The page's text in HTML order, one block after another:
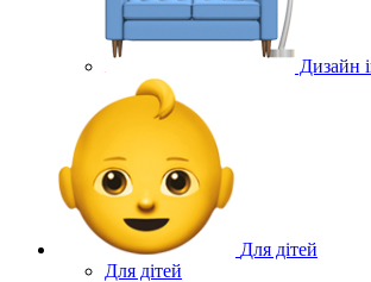
Дизайн
Для дітей
Для дітей